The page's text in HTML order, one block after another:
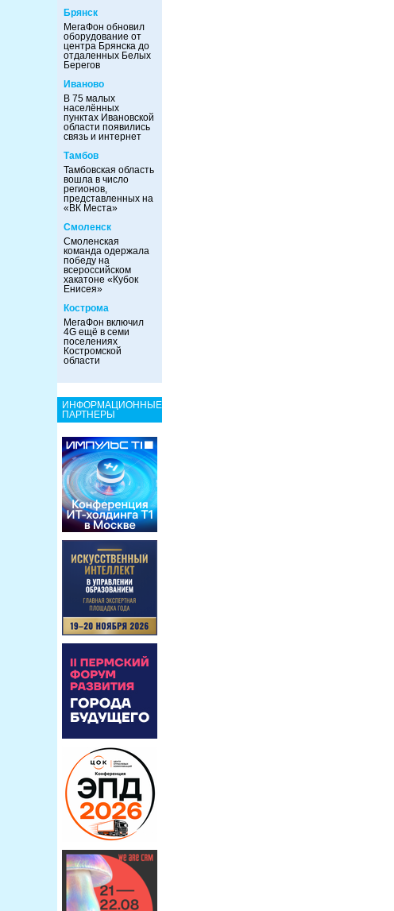
Брянск
МегаФон обновил
оборудование от
центра Брянска до
отдаленных Белых
Берегов
Иваново
В 75 малых
населённых
пунктах Ивановской
области появились
связь и интернет
Тамбов
Тамбовская область
вошла в число
регионов,
представленных на
«ВК Места»
Смоленск
Смоленская
команда одержала
победу на
всероссийском
хакатоне «Кубок
Енисея»
Кострома
МегаФон включил
4G ещё в семи
поселениях
Костромской
области
ИНФОРМАЦИОННЫЕ
ПАРТНЕРЫ